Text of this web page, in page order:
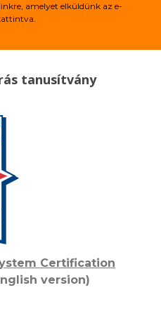
amelyet elküldünk az e-
tanusítvány
Certification
version)